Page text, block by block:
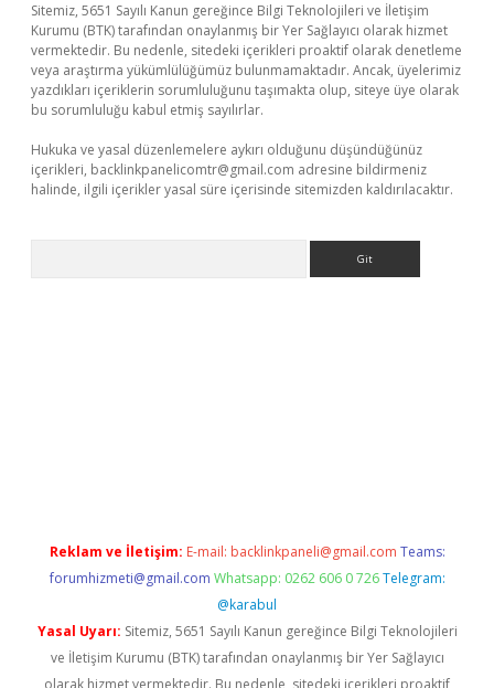
Sitemiz, 5651 Sayılı Kanun gereğince Bilgi Teknolojileri ve İletişim
Kurumu (BTK) tarafından onaylanmış bir Yer Sağlayıcı olarak hizmet
vermektedir. Bu nedenle, sitedeki içerikleri proaktif olarak denetleme
veya araştırma yükümlülüğümüz bulunmamaktadır. Ancak, üyelerimiz
yazdıkları içeriklerin sorumluluğunu taşımakta olup, siteye üye olarak
bu sorumluluğu kabul etmiş sayılırlar.
Hukuka ve yasal düzenlemelere aykırı olduğunu düşündüğünüz
içerikleri, backlinkpanelicomtr@gmail.com adresine bildirmeniz
halinde, ilgili içerikler yasal süre içerisinde sitemizden kaldırılacaktır.
Reklam ve İletişim: E-mail: backlinkpaneli@gmail.com Teams:
forumhizmeti@gmail.com Whatsapp: 0262 606 0 726 Telegram:
@karabul
Yasal Uyarı: Sitemiz, 5651 Sayılı Kanun gereğince Bilgi Teknolojileri
ve İletişim Kurumu (BTK) tarafından onaylanmış bir Yer Sağlayıcı
olarak hizmet vermektedir. Bu nedenle, sitedeki içerikleri proaktif